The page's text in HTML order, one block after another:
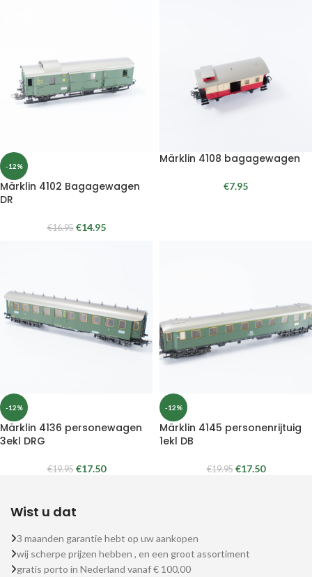
-12%
Märklin 4102 Bagagewagen
DR
€16.95 €14.95
Märklin 4108 bagagewagen
€7.95
-12%
Märklin 4136 personewagen
3ekl DRG
€19.95 €17.50
-12%
Märklin 4145 personenrijtuig
1ekl DB
€19.95 €17.50
Wist u dat
3 maanden garantie hebt op uw aankopen
wij scherpe prijzen hebben , en een groot assortiment
gratis porto in Nederland vanaf € 100,00